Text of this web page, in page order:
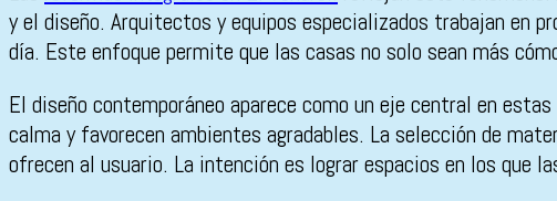
y el diseño. Arquitectos y equipos especializados trabajan en
día. Este enfoque permite que las casas no solo sean más
El diseño contemporáneo aparece como un eje central en
calma y favorecen ambientes agradables. La selección de
ofrecen al usuario. La intención es lograr espacios en los que